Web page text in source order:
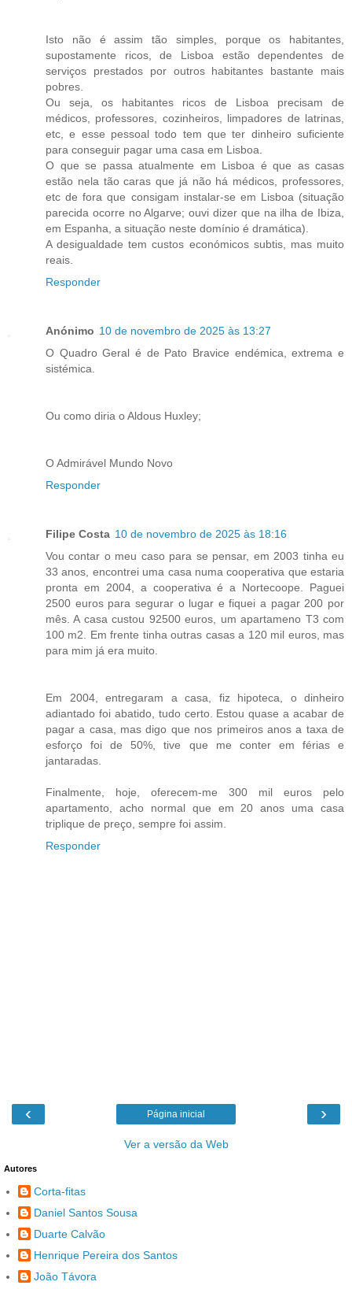
Isto não é assim tão simples, porque os habitantes,
supostamente ricos, de Lisboa estão dependentes de
serviços prestados por outros habitantes bastante mais
pobres.
Ou seja, os habitantes ricos de Lisboa precisam de
médicos, professores, cozinheiros, limpadores de latrinas,
etc, e esse pessoal todo tem que ter dinheiro suficiente
para conseguir pagar uma casa em Lisboa.
O que se passa atualmente em Lisboa é que as casas
estão nela tão caras que já não há médicos, professores,
etc de fora que consigam instalar-se em Lisboa (situação
parecida ocorre no Algarve; ouvi dizer que na ilha de Ibiza,
em Espanha, a situação neste domínio é dramática).
A desigualdade tem custos económicos subtis, mas muito
reais.
Responder
Anónimo 10 de novembro de 2025 às 13:27
O Quadro Geral é de Pato Bravice endémica, extrema e
sistémica.
Ou como diria o Aldous Huxley;
O Admirável Mundo Novo
Responder
Filipe Costa 10 de novembro de 2025 às 18:16
Vou contar o meu caso para se pensar, em 2003 tinha eu
33 anos, encontrei uma casa numa cooperativa que estaria
pronta em 2004, a cooperativa é a Nortecoope. Paguei
2500 euros para segurar o lugar e fiquei a pagar 200 por
mês. A casa custou 92500 euros, um apartameno T3 com
100 m2. Em frente tinha outras casas a 120 mil euros, mas
para mim já era muito.
Em 2004, entregaram a casa, fiz hipoteca, o dinheiro
adiantado foi abatido, tudo certo. Estou quase a acabar de
pagar a casa, mas digo que nos primeiros anos a taxa de
esforço foi de 50%, tive que me conter em férias e
jantaradas.
Finalmente, hoje, oferecem-me 300 mil euros pelo
apartamento, acho normal que em 20 anos uma casa
triplique de preço, sempre foi assim.
Responder
‹ ›
Página inicial
Ver a versão da Web
Autores
Corta-fitas
Daniel Santos Sousa
Duarte Calvão
Henrique Pereira dos Santos
João Távora